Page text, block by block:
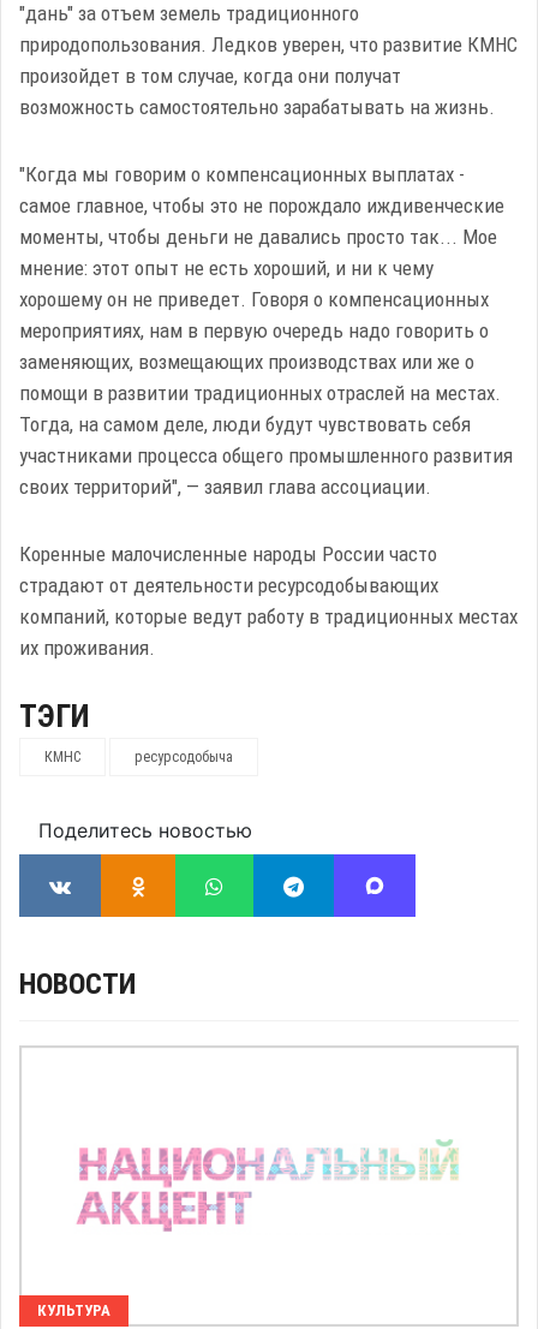
"дань" за отъем земель традиционного
природопользования. Ледков уверен, что развитие КМНС
произойдет в том случае, когда они получат
возможность самостоятельно зарабатывать на жизнь.
"Когда мы говорим о компенсационных выплатах -
самое главное, чтобы это не порождало иждивенческие
моменты, чтобы деньги не давались просто так... Мое
мнение: этот опыт не есть хороший, и ни к чему
хорошему он не приведет. Говоря о компенсационных
мероприятиях, нам в первую очередь надо говорить о
заменяющих, возмещающих производствах или же о
помощи в развитии традиционных отраслей на местах.
Тогда, на самом деле, люди будут чувствовать себя
участниками процесса общего промышленного развития
своих территорий", — заявил глава ассоциации.
Коренные малочисленные народы России часто
страдают от деятельности ресурсодобывающих
компаний, которые ведут работу в традиционных местах
их проживания.
ТЭГИ
КМНС ресурсодобыча
Поделитесь новостью
НОВОСТИ
КУЛЬТУРА